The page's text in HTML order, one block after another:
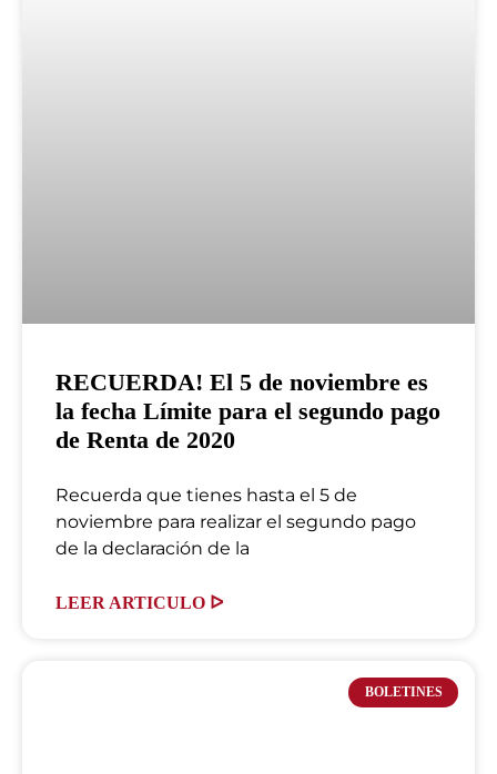
RECUERDA! El 5 de noviembre es
la fecha Límite para el segundo pago
de Renta de 2020
Recuerda que tienes hasta el 5 de
noviembre para realizar el segundo pago
de la declaración de la
LEER ARTICULO ᐅ
BOLETINES